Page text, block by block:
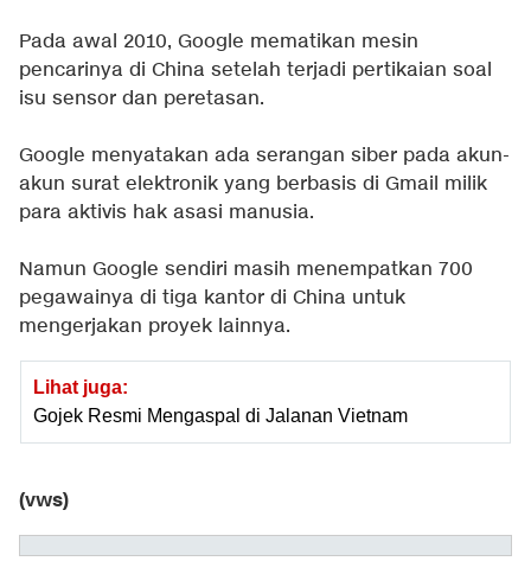
Pada awal 2010, Google mematikan mesin
pencarinya di China setelah terjadi pertikaian soal
isu sensor dan peretasan.
Google menyatakan ada serangan siber pada akun-
akun surat elektronik yang berbasis di Gmail milik
para aktivis hak asasi manusia.
Namun Google sendiri masih menempatkan 700
pegawainya di tiga kantor di China untuk
mengerjakan proyek lainnya.
Lihat juga:
Gojek Resmi Mengaspal di Jalanan Vietnam
(vws)